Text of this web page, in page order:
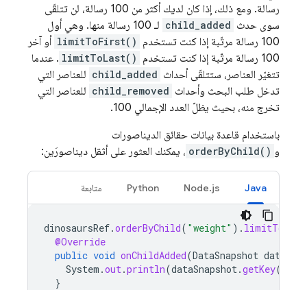
رسالة. ومع ذلك، إذا كان لديك أكثر من 100 رسالة، لن تتلقّى
سوى حدث child_added
لـ 100 رسالة منها. وهي أول
100 رسالة مرتّبة إذا كنت تستخدم
limitToFirst() أو آخر
100 رسالة مرتّبة إذا كنت تستخدم
limitToLast() . عندما
تتغيّر العناصر، ستتلقّى أحداث child_added للعناصر التي
تدخل طلب البحث وأحداث child_removed للعناصر التي
تخرج منه، بحيث يظلّ العدد الإجمالي 100.
باستخدام قاعدة بيانات حقائق الديناصورات
و orderByChild() ، يمكنك العثور على أثقل ديناصورَين:
Java
Node.js
Python متابعة
dinosaursRef.orderByChild( "weight" ). limitToLast
@Override
public void onChildAdded(DataSnapshot
System .out.println(dataSnapshot.getKey());
}